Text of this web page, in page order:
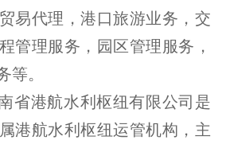
易代理，港口旅游业务，交
管理服务，园区管理服务，
等。
省港航水利枢纽有限公司是
港航水利枢纽运管机构，主